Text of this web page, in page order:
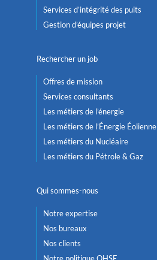
Services d’intégrité des puits
Gestion d’équipes projet
Rechercher un job
Offres de mission
Services consultants
Les métiers de l’énergie
Les métiers de l’Énergie Éolienne
Les métiers du Nucléaire
Les métiers du Pétrole & Gaz
Qui sommes-nous
Notre expertise
Nos bureaux
Nos clients